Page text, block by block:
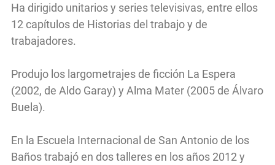
Ha dirigido unitarios y series televisivas, entre ellos
12 capítulos de Historias del trabajo y de
trabajadores.
Produjo los largometrajes de ficción La Espera
(2002, de Aldo Garay) y Alma Mater (2005 de Álvaro
Buela).
En la Escuela Internacional de San Antonio de los
Baños trabajó en dos talleres en los años 2012 y